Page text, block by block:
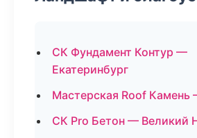
СК Фундамент Контур —
Екатеринбург
Мастерская Roof Камень
СК Pro Бетон — Великий